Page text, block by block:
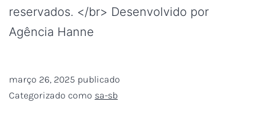
reservados. </br> Desenvolvido por
Agência Hanne
março 26, 2025 publicado
Categorizado como sa-sb